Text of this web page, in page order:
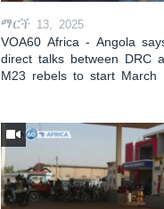
ማርች 13, 2025
VOA60 Africa - Angola
direct talks between DRC
M23 rebels to start March